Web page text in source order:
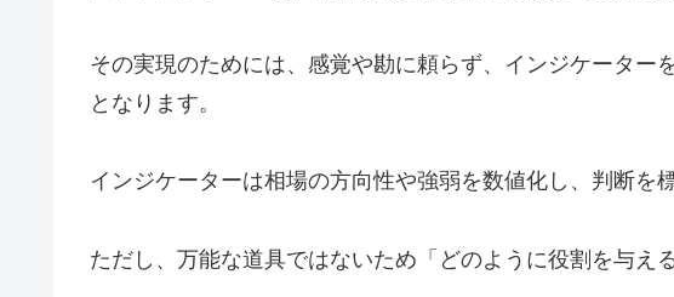
その実現のためには、感覚や勘に頼らず、インジケーター
となります。
インジケーターは相場の方向性や強弱を数値化し、判断を
ただし、万能な道具ではないため「どのように役割を与え